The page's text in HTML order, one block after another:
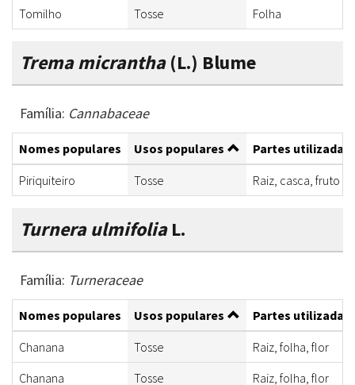
Tomilho
Tosse Folha
Trema micrantha(L.) Blume
Família: Cannabaceae
Nomes populares Usos populares
Partes utilizadas
Piriquiteiro
Tosse Raiz, casca, fruto
Turnera ulmifoliaL.
Família: Turneraceae
Nomes populares Usos populares
Partes utilizadas
Chanana
Tosse
Raiz, folha, flor
Chanana
Tosse Raiz, folha, flor